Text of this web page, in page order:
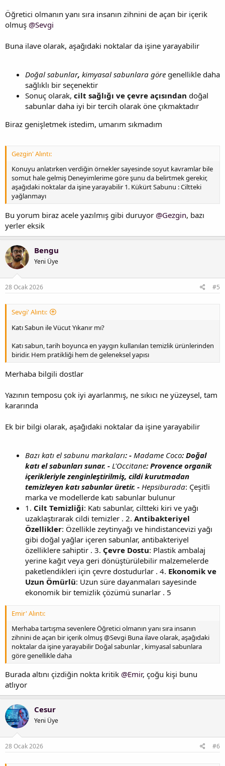
Öğretici olmanın yanı sıra insanın zihnini de açan bir içerik
olmuş @Sevgi
Buna ilave olarak, aşağıdaki noktalar da işine yarayabilir
Doğal sabunlar, kimyasal sabunlara göre genellikle daha
sağlıklı bir seçenektir
Sonuç olarak, cilt sağlığı ve çevre açısından doğal
sabunlar daha iyi bir tercih olarak öne çıkmaktadır
Biraz genişletmek istedim, umarım sıkmadım
Gezgin' Alıntı:
Konuyu anlatırken verdiğin örnekler sayesinde soyut kavramlar bile
somut hale gelmiş Deneyimlerime göre şunu da belirtmek gerekir,
aşağıdaki noktalar da işine yarayabilir 1. Kükürt Sabunu : Ciltteki
yağlanmayı
Bu yorum biraz acele yazılmış gibi duruyor @Gezgin, bazı
yerler eksik
Bengu
Yeni Üye
28 Ocak 2026 #5
Sevgi' Alıntı:
Katı Sabun ile Vücut Yıkanır mı?
Katı sabun, tarih boyunca en yaygın kullanılan temizlik ürünlerinden
biridir. Hem pratikliği hem de geleneksel yapısı
Merhaba bilgili dostlar
Yazının temposu çok iyi ayarlanmış, ne sıkıcı ne yüzeysel, tam
kararında
Ek bir bilgi olarak, aşağıdaki noktalar da işine yarayabilir
Bazı katı el sabunu markaları: - Madame Coco: Doğal
katı el sabunları sunar. - L'Occitane: Provence organik
içerikleriyle zenginleştirilmiş, cildi kurutmadan
temizleyen katı sabunlar üretir. - Hepsiburada: Çeşitli
marka ve modellerde katı sabunlar bulunur
1. Cilt Temizliği: Katı sabunlar, ciltteki kiri ve yağı
uzaklaştırarak cildi temizler . 2. Antibakteriyel
Özellikler: Özellikle zeytinyağı ve hindistancevizi yağı
gibi doğal yağlar içeren sabunlar, antibakteriyel
özelliklere sahiptir . 3. Çevre Dostu: Plastik ambalaj
yerine kağıt veya geri dönüştürülebilir malzemelerde
paketlendikleri için çevre dostudurlar . 4. Ekonomik ve
Uzun Ömürlü: Uzun süre dayanmaları sayesinde
ekonomik bir temizlik çözümü sunarlar . 5
Emir' Alıntı:
Merhaba tartışma sevenlere Öğretici olmanın yanı sıra insanın
zihnini de açan bir içerik olmuş @Sevgi Buna ilave olarak, aşağıdaki
noktalar da işine yarayabilir Doğal sabunlar , kimyasal sabunlara
göre genellikle daha
Burada altını çizdiğin nokta kritik @Emir, çoğu kişi bunu
atlıyor
Cesur
Yeni Üye
28 Ocak 2026 #6